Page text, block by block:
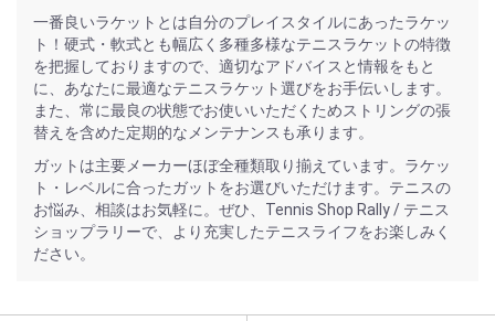
一番良いラケットとは自分のプレイスタイルにあったラケッ
ト！硬式・軟式とも幅広く多種多様なテニスラケットの特徴
を把握しておりますので、適切なアドバイスと情報をもと
に、あなたに最適なテニスラケット選びをお手伝いします。
また、常に最良の状態でお使いいただくためストリングの張
替えを含めた定期的なメンテナンスも承ります。
ガットは主要メーカーほぼ全種類取り揃えています。ラケッ
ト・レベルに合ったガットをお選びいただけます。テニスの
お悩み、相談はお気軽に。ぜひ、Tennis Shop Rally / テニス
ショップラリーで、より充実したテニスライフをお楽しみく
ださい。